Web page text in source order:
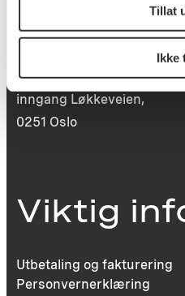
Tillat
Ikke
Victoria Terrasse 11
inngang Løkkeveien,
0251 Oslo
Viktig
Utbetaling og fakturering
Personvernerklæring